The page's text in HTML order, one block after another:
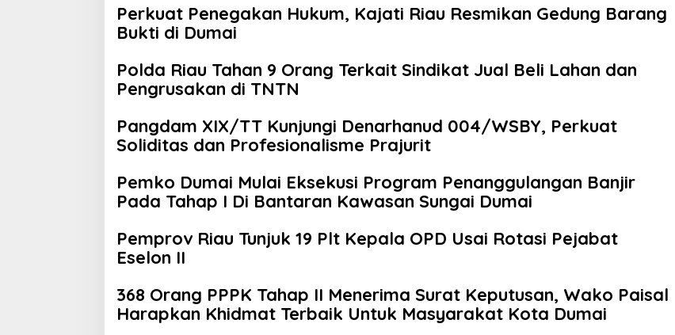
Perkuat Penegakan Hukum, Kajati Riau Resmikan Gedung Barang
Bukti di Dumai
Polda Riau Tahan 9 Orang Terkait Sindikat Jual Beli Lahan dan
Pengrusakan di TNTN
Pangdam XIX/TT Kunjungi Denarhanud 004/WSBY, Perkuat
Soliditas dan Profesionalisme Prajurit
Pemko Dumai Mulai Eksekusi Program Penanggulangan Banjir
Pada Tahap I Di Bantaran Kawasan Sungai Dumai
Pemprov Riau Tunjuk 19 Plt Kepala OPD Usai Rotasi Pejabat
Eselon II
368 Orang PPPK Tahap II Menerima Surat Keputusan, Wako Paisal
Harapkan Khidmat Terbaik Untuk Masyarakat Kota Dumai